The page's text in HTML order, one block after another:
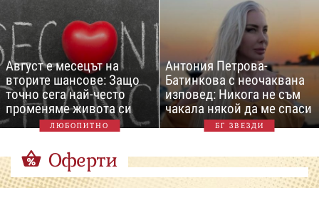
Август е месецът на
вторите шансове: Защо
точно сега най-често
променяме живота си
ЛЮБОПИТНО
Антония Петрова-
Батинкова с неочаквана
изповед: Никога не съм
чакала някой да ме спаси
БГ ЗВЕЗДИ
Оферти